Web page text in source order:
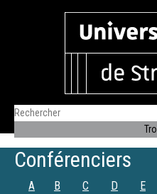
Conférenciers
A B C D E